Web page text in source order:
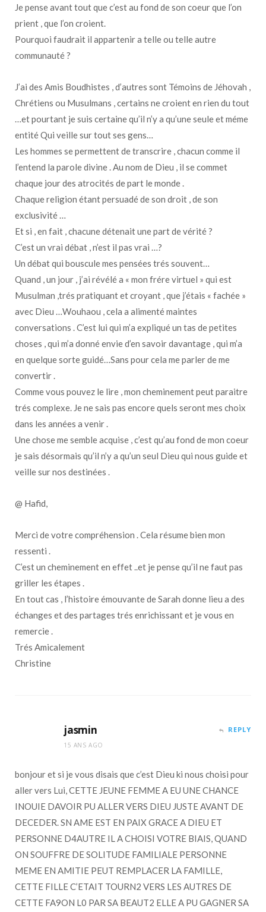
Je pense avant tout que c’est au fond de son coeur que l’on
prient , que l’on croient.
Pourquoi faudrait il appartenir a telle ou telle autre
communauté ?
J’ai des Amis Boudhistes , d’autres sont Témoins de Jéhovah ,
Chrétiens ou Musulmans , certains ne croient en rien du tout
…et pourtant je suis certaine qu’il n’y a qu’une seule et méme
entité Qui veille sur tout ses gens…
Les hommes se permettent de transcrire , chacun comme il
l’entend la parole divine . Au nom de Dieu , il se commet
chaque jour des atrocités de part le monde .
Chaque religion étant persuadé de son droit , de son
exclusivité …
Et si , en fait , chacune détenait une part de vérité ?
C’est un vrai débat , n’est il pas vrai …?
Un débat qui bouscule mes pensées trés souvent…
Quand , un jour , j’ai révélé a « mon frére virtuel » qui est
Musulman ,trés pratiquant et croyant , que j’étais « fachée »
avec Dieu …Wouhaou , cela a alimenté maintes
conversations . C’est lui qui m’a expliqué un tas de petites
choses , qui m’a donné envie d’en savoir davantage , qui m’a
en quelque sorte guidé…Sans pour cela me parler de me
convertir .
Comme vous pouvez le lire , mon cheminement peut paraitre
trés complexe. Je ne sais pas encore quels seront mes choix
dans les années a venir .
Une chose me semble acquise , c’est qu’au fond de mon coeur
je sais désormais qu’il n’y a qu’un seul Dieu qui nous guide et
veille sur nos destinées .
@ Hafid,
Merci de votre compréhension . Cela résume bien mon
ressenti .
C’est un cheminement en effet ..et je pense qu’il ne faut pas
griller les étapes .
En tout cas , l’histoire émouvante de Sarah donne lieu a des
échanges et des partages trés enrichissant et je vous en
remercie .
Trés Amicalement
Christine
jasmin
15 ANS AGO
REPLY
bonjour et si je vous disais que c’est Dieu ki nous choisi pour
aller vers Lui, CETTE JEUNE FEMME A EU UNE CHANCE
INOUIE DAVOIR PU ALLER VERS DIEU JUSTE AVANT DE
DECEDER. SN AME EST EN PAIX GRACE A DIEU ET
PERSONNE D4AUTRE IL A CHOISI VOTRE BIAIS, QUAND
ON SOUFFRE DE SOLITUDE FAMILIALE PERSONNE
MEME EN AMITIE PEUT REMPLACER LA FAMILLE,
CETTE FILLE C’ETAIT TOURN2 VERS LES AUTRES DE
CETTE FA9ON L0 PAR SA BEAUT2 ELLE A PU GAGNER SA